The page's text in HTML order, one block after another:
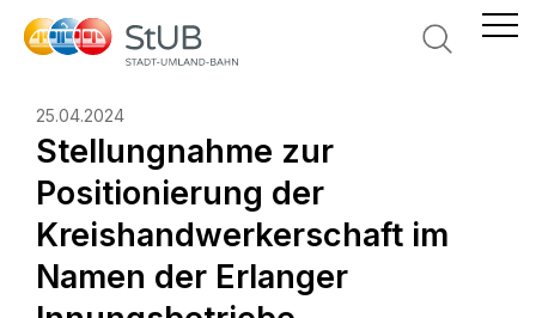
25.04.2024
Stellungnahme zur
Positionierung der
Kreishandwerkerschaft im
Namen der Erlanger